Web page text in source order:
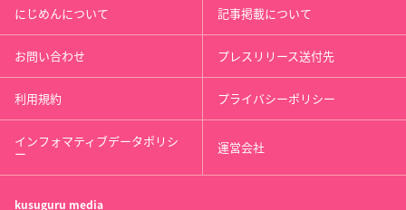
にじめんについて 記事掲載について
お問い合わせ プレスリリース送付先
利用規約 プライバシーポリシー
インフォマティブデータポリシ
ー 運営会社
kusuguru media